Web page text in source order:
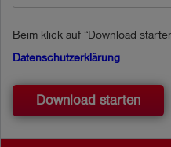
Beim klick auf “Download
Datenschutzerklärung.
Download starten